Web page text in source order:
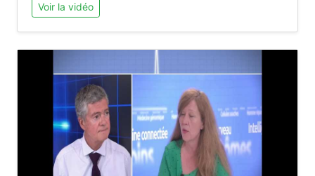
Voir la vidéo